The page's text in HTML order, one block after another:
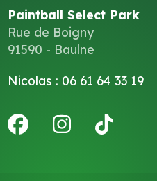
Paintball Select Park
Rue de Boigny
91590 - Baulne
Nicolas : 06 61 64 33 19